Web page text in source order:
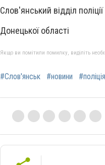
Слов'янський відділ поліції
Донецької області
Якщо ви помітили помилку, виділіть
#Слов'янськ #новини #поліція